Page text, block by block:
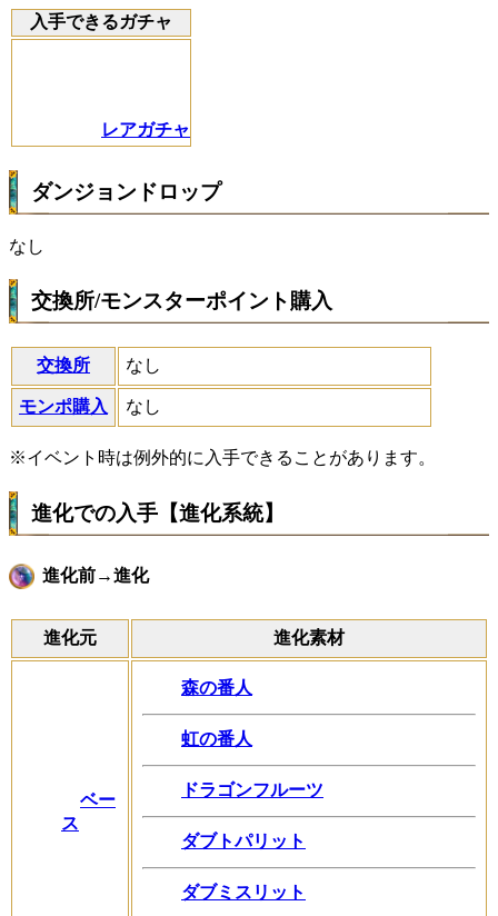
入手できるガチャ
レアガチャ
ダンジョンドロップ
なし
交換所/モンスターポイント購入
交換所 なし
モンポ購入 なし
※イベント時は例外的に入手できることがあります。
進化での入手【進化系統】
進化前→進化
進化元 進化素材
ベー
ス
森の番人
虹の番人
ドラゴンフルーツ
ダブトパリット
ダブミスリット